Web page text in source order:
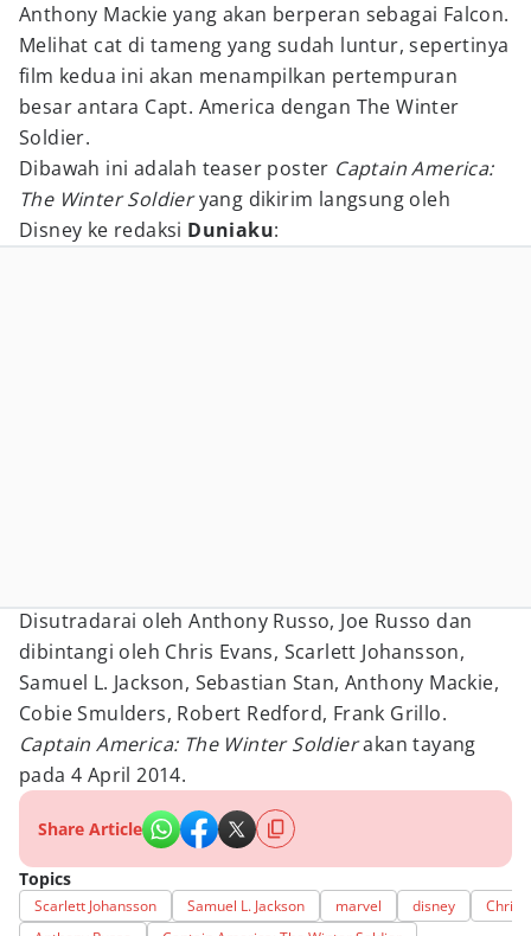
Anthony Mackie yang akan berperan sebagai Falcon.
Melihat cat di tameng yang sudah luntur, sepertinya
film kedua ini akan menampilkan pertempuran
besar antara Capt. America dengan The Winter
Soldier.
Dibawah ini adalah teaser poster Captain America:
The Winter Soldieryang dikirim langsung oleh
Disney ke redaksi Duniaku:
Disutradarai oleh Anthony Russo, Joe Russo dan
dibintangi oleh Chris Evans, Scarlett Johansson,
Samuel L. Jackson, Sebastian Stan, Anthony Mackie,
Cobie Smulders, Robert Redford, Frank Grillo.
Captain America: The Winter Soldierakan tayang
pada 4 April 2014.
Share Article
Topics
Scarlett Johansson Samuel L. Jackson marvel disney
Chris